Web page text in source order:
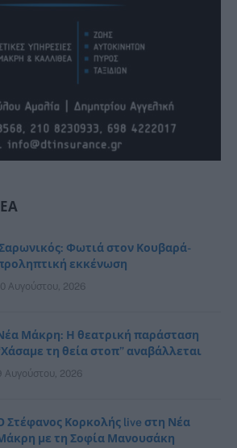
Φωτιά στον Κουβαρά-
εκκένωση
10 Αυγούστου, 2026
Μάκρη: Η θεατρική παράσταση
τη θεία στοπ” αναβάλλεται
Αυγούστου, 2026
Στέφανος Κορκολής live στη Νέα
με τη Σοφία Μανουσάκη